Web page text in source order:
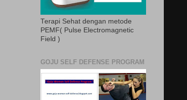
Terapi Sehat dengan metode
PEMF( Pulse Electromagnetic
Field )
GOJU SELF DEFENSE PROGRAM